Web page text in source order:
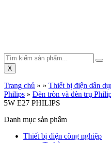
X
Trang chủ » » Thiết bị điện dân
Philips » Đèn tròn và đèn trụ
5W E27 PHILIPS
Danh mục sản phẩm
Thiết bị điện công nghiệp